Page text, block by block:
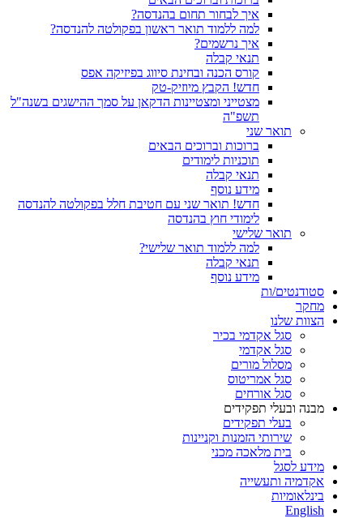
איך לבחור תחום בהנדסה?
למה ללמוד תואר ראשון בפקולטה להנדסה?
איך נרשמים?
תנאי קבלה
קורס הכנה ובחינת סיווג בפיזיקה אפס
חדש! הקבץ מיוזיק-טק
מצטייני ומצטיינות הדקאן על סמך ההישגים בשנה"ל
תשפ"ה
תואר שני
ברוכות וברוכים הבאים
תוכניות לימודים
תנאי קבלה
מידע נוסף
חדש! תואר שני עם חטיבת חלל בפקולטה להנדסה
לימודי חוץ בהנדסה
תואר שלישי
למה ללמוד תואר שלישי?
תנאי קבלה
מידע נוסף
סטודנטים/ות
מחקר
הצוות שלנו
סגל אקדמי בכיר
סגל אקדמי
מסלול מורים
סגל אמריטוס
סגל אורחים
מבנה ובעלי תפקידים
בעלי תפקידים
שירותי הזמנות וקניינות
בית מלאכה מכני
מידע לסגל
אקדמיה ותעשייה
בינלאומיות
English